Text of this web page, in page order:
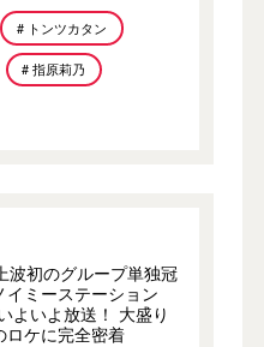
# トンツカタン
# 指原莉乃
波初のグループ単独冠
イミーステーション
よいよ放送！ 大盛り
ロケに完全密着